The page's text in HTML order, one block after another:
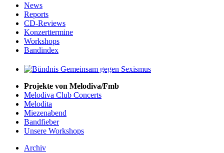
News
Reports
CD-Reviews
Konzerttermine
Workshops
Bandindex
Projekte von Melodiva/Fmb
Melodiva Club Concerts
Melodita
Miezenabend
Bandfieber
Unsere Workshops
Archiv